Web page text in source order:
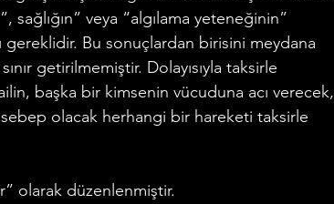
veya “algılama yeteneğinin”
gereklidir. Bu sonuçlardan birisini meydana
getirilmemiştir. Dolayısıyla taksirle
başka bir kimsenin vücuduna acı verecek,
sebep olacak herhangi bir hareketi taksirle
olarak düzenlenmiştir.